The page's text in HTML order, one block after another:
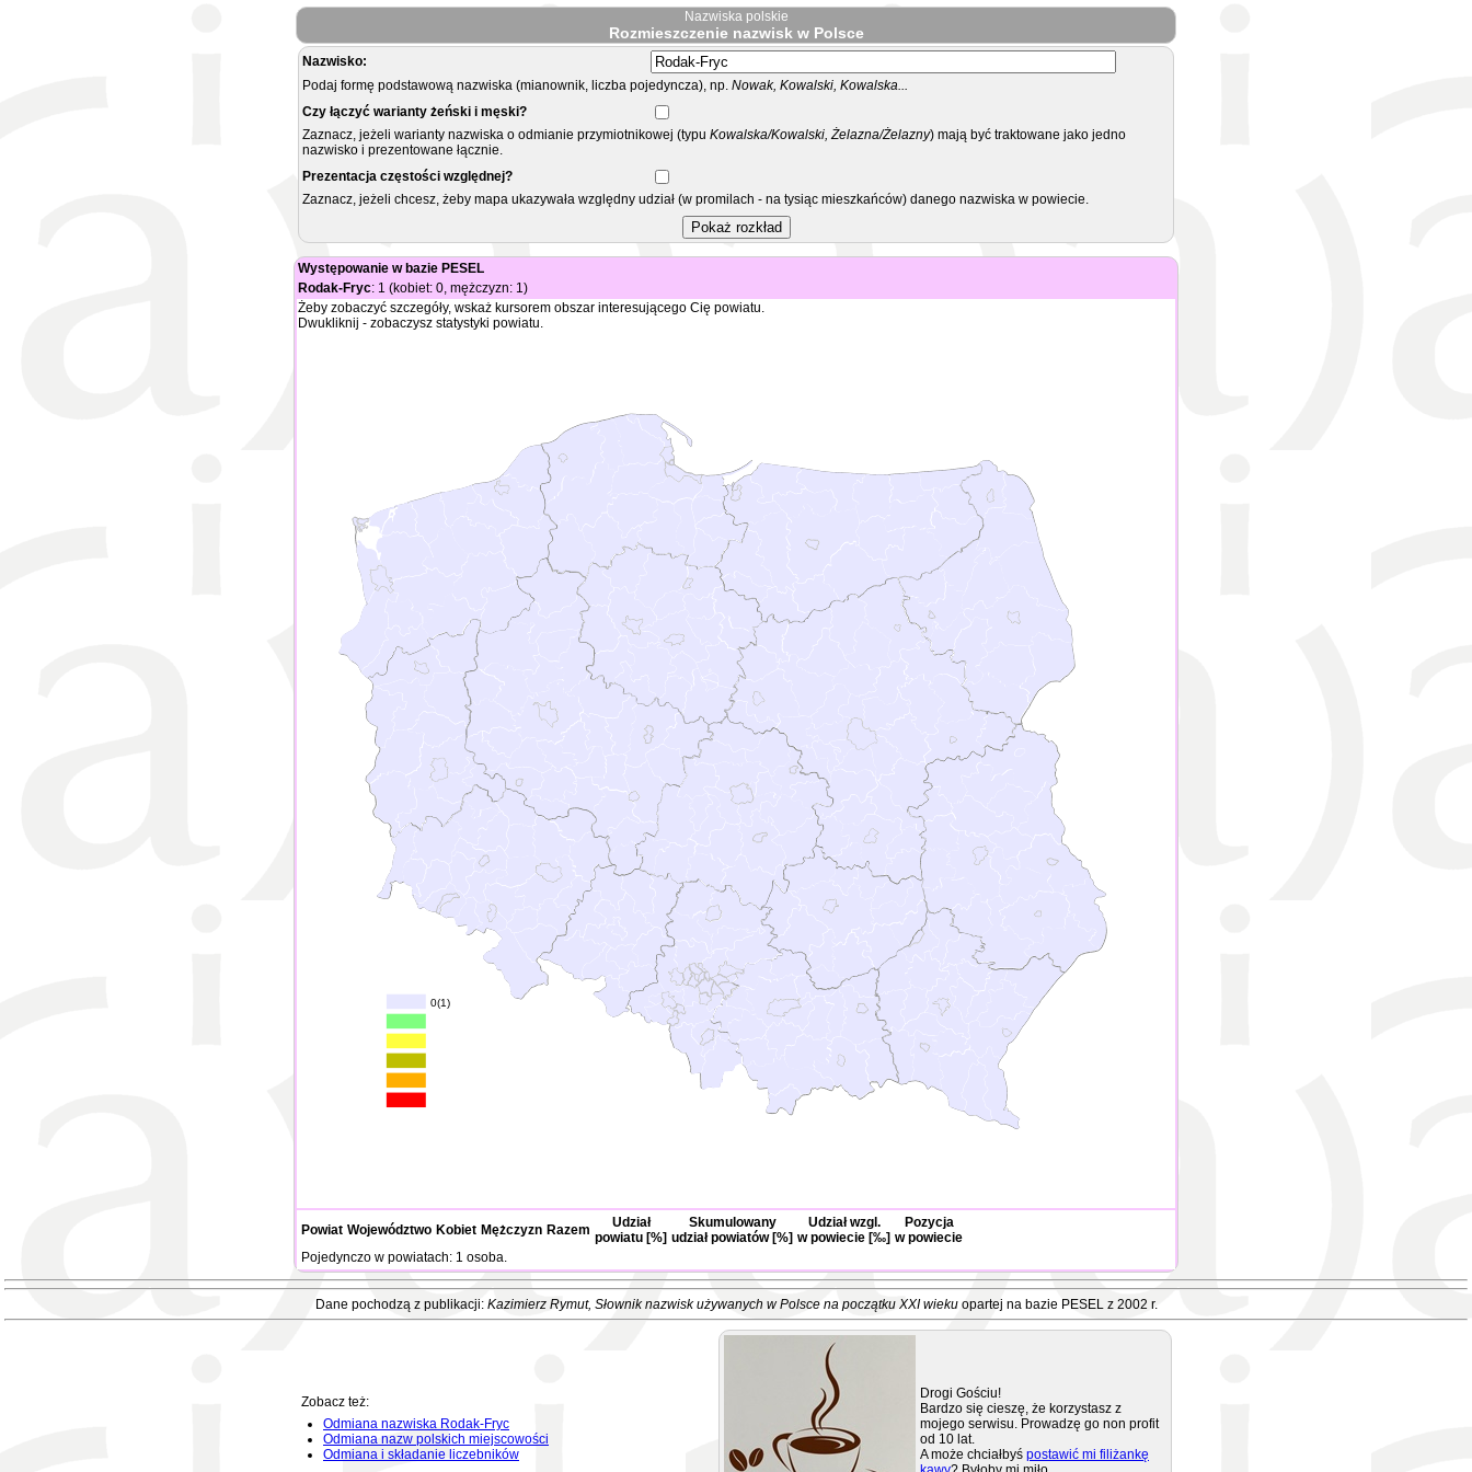
Nazwiska polskie
Rozmieszczenie nazwisk w Polsce
Nazwisko:
Podaj formę podstawową nazwiska (mianownik, liczba pojedyncza), np. Nowak, Kowalski, Kowalska...
Czy łączyć warianty żeński i męski?
Zaznacz, jeżeli warianty nazwiska o odmianie przymiotnikowej (typu Kowalska/Kowalski, Żelazna/Żelazny) mają być traktowane jako jedno
nazwisko i prezentowane łącznie.
Prezentacja częstości względnej?
Zaznacz, jeżeli chcesz, żeby mapa ukazywała względny udział (w promilach - na tysiąc mieszkańców) danego nazwiska w powiecie.
Występowanie w bazie PESEL
Rodak-Fryc: 1 (kobiet: 0, mężczyzn: 1)
Żeby zobaczyć szczegóły, wskaż kursorem obszar interesującego Cię powiatu.
Dwukliknij - zobaczysz statystyki powiatu.
0(1)
Powiat Województwo Kobiet Mężczyzn Razem
Udział
powiatu [%]
Skumulowany
udział powiatów [%]
Udział wzgl.
w powiecie [‰]
Pozycja
w powiecie
Pojedynczo w powiatach: 1 osoba.
Dane pochodzą z publikacji: Kazimierz Rymut, Słownik nazwisk używanych w Polsce na początku XXI wiekuopartej na bazie PESEL z 2002 r.
Zobacz też:
Odmiana nazwiska Rodak-Fryc
Odmiana nazw polskich miejscowości
Odmiana i składanie liczebników
Drogi Gościu!
Bardzo się cieszę, że korzystasz z
mojego serwisu. Prowadzę go non profit
od 10 lat.
A może chciałbyś postawić mi filiżankę